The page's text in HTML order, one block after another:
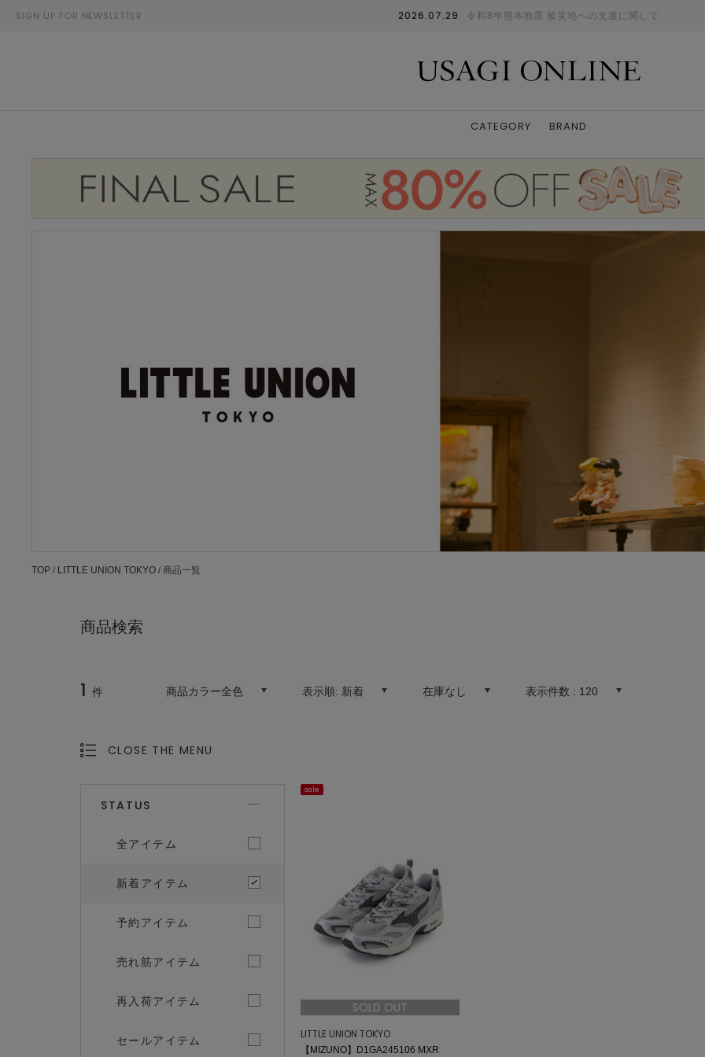
SIGN UP FOR NEWSLETTER 2026.07.29 令和8年熊本地震 被災地への支援に関して
CATEGORY BRAND
TOP / LITTLE UNION TOKYO / 商品一覧
商品検索
1 件 商品カラー全色 表示順: 新着 在庫なし 表示件数 : 120
CLOSE THE MENU
STATUS
全アイテム
新着アイテム
予約アイテム
売れ筋アイテム
再入荷アイテム
セールアイテム
sale
SOLD OUT
LITTLE UNION TOKYO
【MIZUNO】D1GA245106 MXR